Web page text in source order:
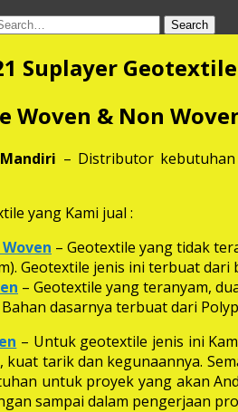
Search
Suplayer
Woven & Non
– Distributor
yang Kami jual :
– Geotextile yang tidak
Geotextile jenis ini terbuat
– Geotextile yang teranyam,
dasarnya terbuat dari
– Untuk geotextile jenis ini
kuat tarik dan kegunaannya.
untuk proyek yang akan
sampai dalam pengerjaan